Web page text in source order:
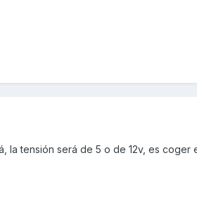
la tensión será de 5 o de 12v, es coger